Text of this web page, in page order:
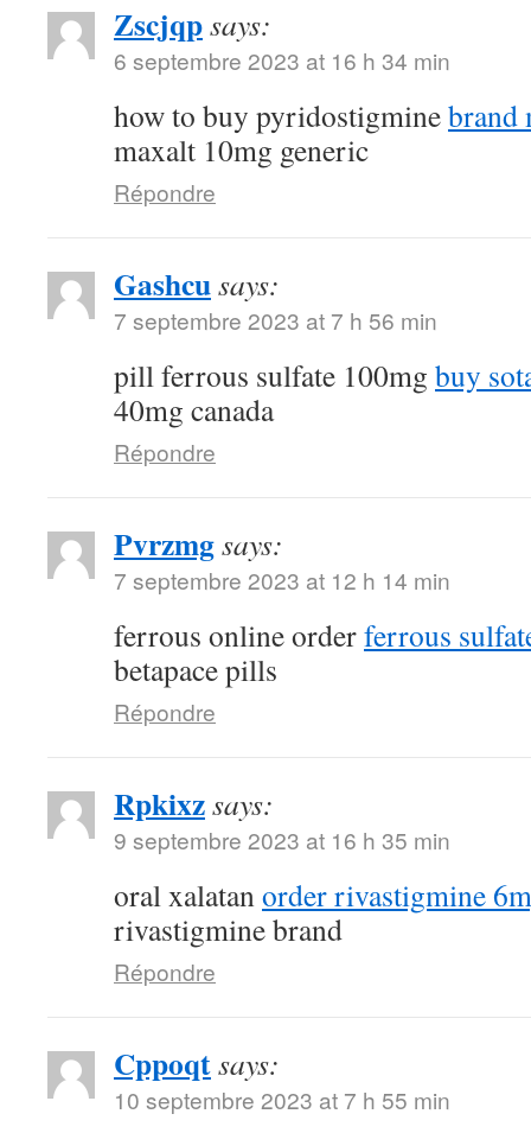
Zscjqpsays:
6 septembre 2023 at 16 h 34 min
how to buy pyridostigminebrand
maxalt 10mg generic
Répondre
Gashcusays:
7 septembre 2023 at 7 h 56 min
pill ferrous sulfate 100mg buy
40mg canada
Répondre
Pvrzmgsays:
7 septembre 2023 at 12 h 14 min
ferrous online orderferrous
betapace pills
Répondre
Rpkixzsays:
9 septembre 2023 at 16 h 35 min
oral xalatanorder rivastigmine
rivastigmine brand
Répondre
Cppoqtsays:
10 septembre 2023 at 7 h 55 min